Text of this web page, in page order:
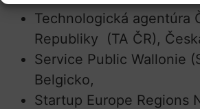
Technologická agentúra
Republiky (TA ČR),
Service Public Wallonie
Belgicko,
Startup Europe Regions